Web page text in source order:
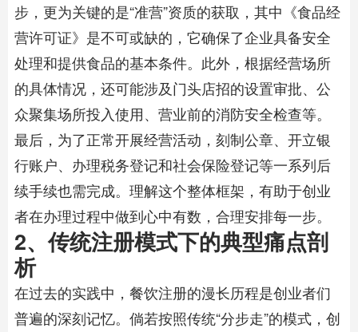
步，更为关键的是“准营”资质的获取，其中《食品经
营许可证》是不可或缺的，它确保了企业具备安全
处理和提供食品的基本条件。此外，根据经营场所
的具体情况，还可能涉及门头店招的设置审批、公
众聚集场所投入使用、营业前的消防安全检查等。
最后，为了正常开展经营活动，刻制公章、开立银
行账户、办理税务登记和社会保险登记等一系列后
续手续也需完成。理解这个整体框架，有助于创业
者在办理过程中做到心中有数，合理安排每一步。
2、传统注册模式下的典型痛点剖
析
在过去的实践中，餐饮注册的漫长历程是创业者们
普遍的深刻记忆。倘若按照传统“分步走”的模式，创